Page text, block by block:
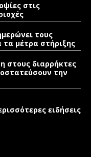
στις
τους
μέτρα στήριξης
στους διαρρήκτες
την
ειδήσεις